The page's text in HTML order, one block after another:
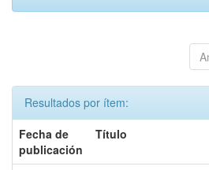
Resultados por ítem:
Fecha de
publicación
Título